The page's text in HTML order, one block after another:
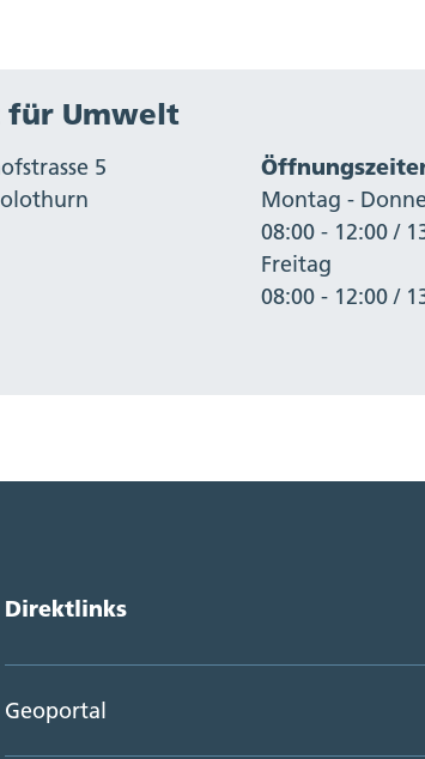
für Umwelt
5
Montag -
08:00 - 12:00 /
Freitag
08:00 - 12:00 /
Direktlinks
Geoportal